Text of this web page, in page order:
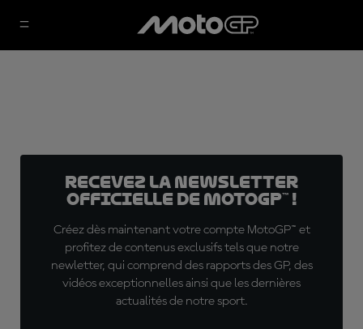
Recevez la Newsletter
officielle de MotoGP™ !
Créez dès maintenant votre compte MotoGP™ et
profitez de contenus exclusifs tels que notre
newletter, qui comprend des rapports des GP, des
vidéos exceptionnelles ainsi que les dernières
actualités de notre sport.